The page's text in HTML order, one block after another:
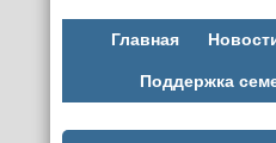
Главная
Поддержка